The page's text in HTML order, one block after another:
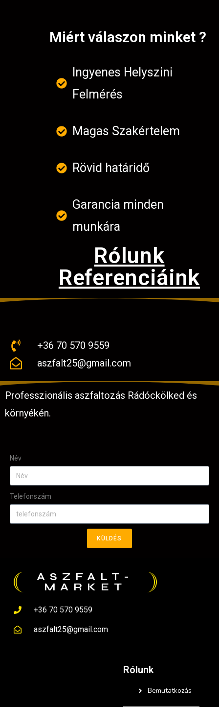
Miért válaszon minket ?
Ingyenes Helyszini
Felmérés
Magas Szakértelem
Rövid határidő
Garancia minden
munkára
Rólunk
Referenciáink
+36 70 570 9559
aszfalt25@gmail.com
Professzionális aszfaltozás Rádóckölked és
környékén.
Név
Telefonszám
KÜLDÉS
ASZFALT-
MARKET
+36 70 570 9559
aszfalt25@gmail.com
Rólunk
Bemutatkozás